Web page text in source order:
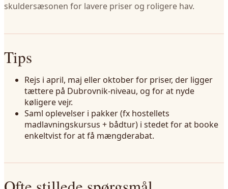
skuldersæsonen for lavere priser og roligere hav.
Tips
Rejs i april, maj eller oktober for priser, der ligger
tættere på Dubrovnik-niveau, og for at nyde
køligere vejr.
Saml oplevelser i pakker (fx hostellets
madlavningskursus + bådtur) i stedet for at booke
enkeltvist for at få mængderabat.